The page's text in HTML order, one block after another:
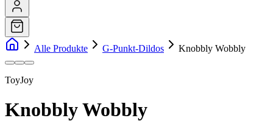
Alle Produkte G-Punkt-Dildos Knobbly Wobbly
ToyJoy
Knobbly Wobbly